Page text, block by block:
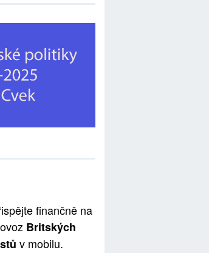
finančně na
Britských
v mobilu.